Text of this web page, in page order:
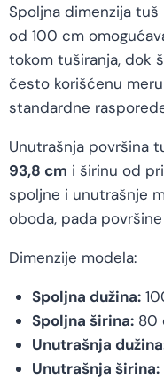
Spoljna dimenzija tuš
od 100 cm
tokom tuširanja, dok
često korišćenu
standardne
Unutrašnja površina
93,8 cm i širinu od
spoljne i unutrašnje
oboda, pada
Dimenzije modela:
Spoljna dužina:
Spoljna širina:80
Unutrašnja
Unutrašnja širina: